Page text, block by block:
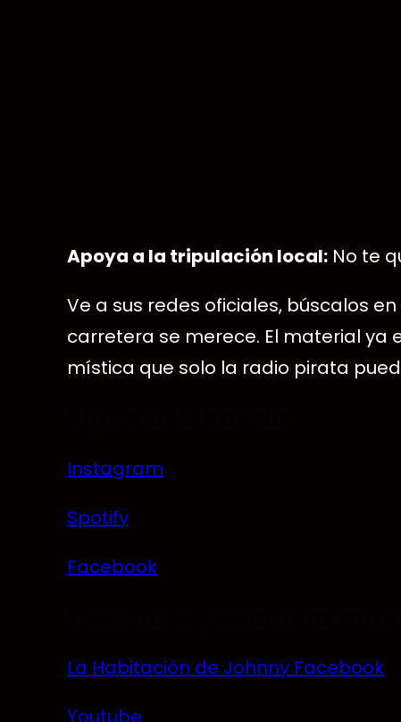
Apoya a la tripulación local: No te
Ve a sus redes oficiales, búscalos
carretera se merece. El material ya
mística que solo la radio pirata
Instagram
Spotify
Facebook
La Habitación de Johnny Facebook
Youtube